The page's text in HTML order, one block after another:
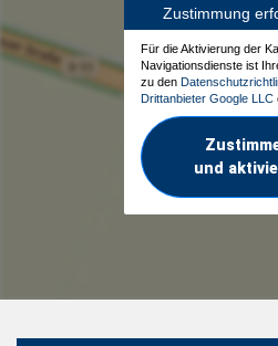
Zustimmung
Für die Aktivierung der
Navigationsdienste ist
zu den
Drittanbieter Google LLC
und